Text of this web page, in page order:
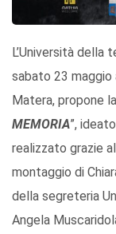
L’Università della
sabato 23 maggio
Matera, propone
MEMORIA”,
realizzato grazie
montaggio di
della segreteria
Angela